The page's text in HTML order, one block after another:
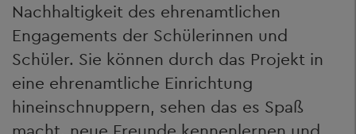
Nachhaltigkeit des ehrenamtlichen
Engagements der Schülerinnen und
Schüler. Sie können durch das Projekt in
eine ehrenamtliche Einrichtung
hineinschnuppern, sehen das es Spaß